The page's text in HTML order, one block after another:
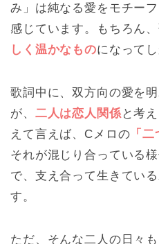
み」は純なる愛をモチー
感じています。もちろん
しく温かなものになって
歌詞中に、双方向の愛を
が、 二人は恋人関係 と考
えて言えば、Cメロの 「
それが混じり合っている
で、支え合って生きてい
す。
ただ、そんな二人の日々も